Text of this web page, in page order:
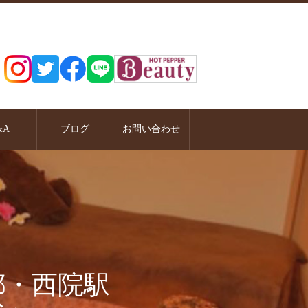
ブログ お問い合わせ
西院駅